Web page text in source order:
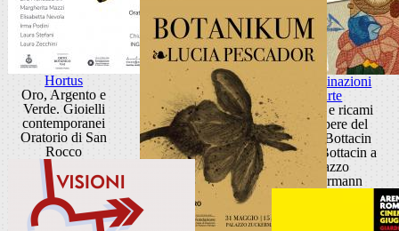
Hortus
Oro, Argento e
Verde. Gioielli
contemporanei
Oratorio di San
Rocco
Contaminazioni
d'arte
Disegni e ricami
dalle opere del
Museo Bottacin
Museo Bottacin a
Palazzo
Zuckermann